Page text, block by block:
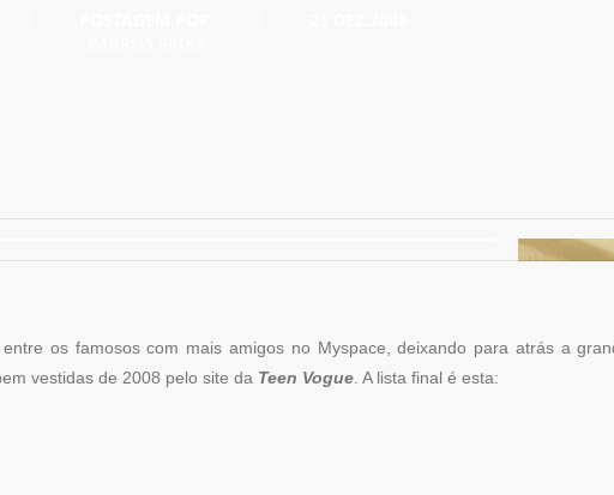
os famosos com mais amigos no Myspace, deixando para atrás a
vestidas de 2008 pelo site da Teen Vogue . A lista final é esta: